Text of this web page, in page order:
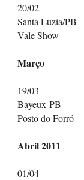
20/02
Santa Luzia/PB
Vale Show
Março
19/03
Bayeux-PB
Posto do Forró
Abril 2011
01/04